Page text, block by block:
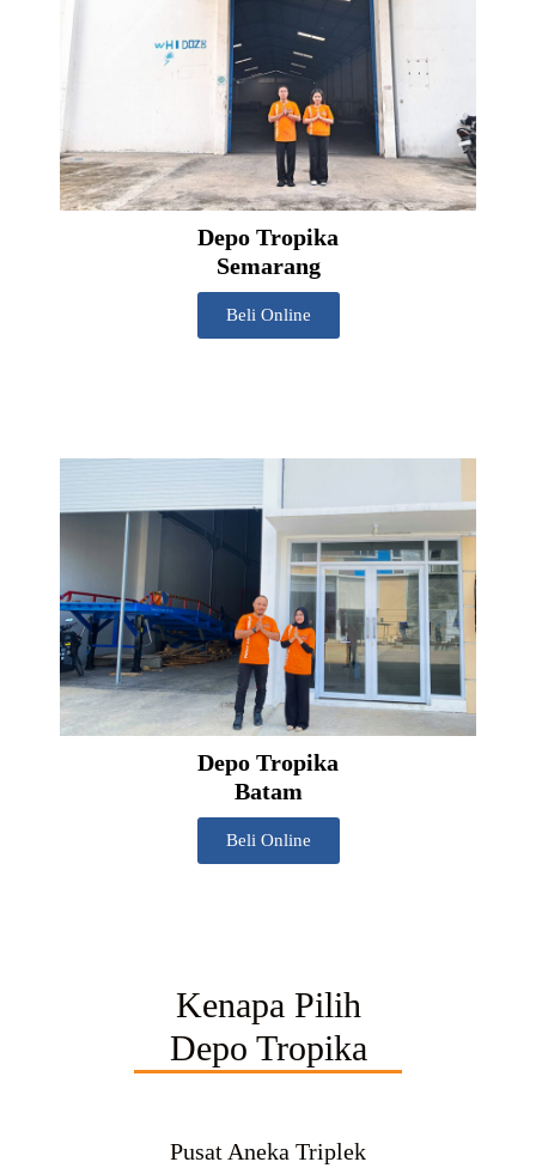
Depo Tropika
Semarang
Beli Online
Depo Tropika
Batam
Beli Online
Kenapa Pilih
Depo Tropika
Pusat Aneka Triplek